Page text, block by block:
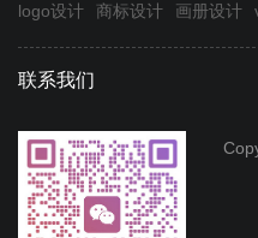
logo设计 商标设计 画册设计
联系我们